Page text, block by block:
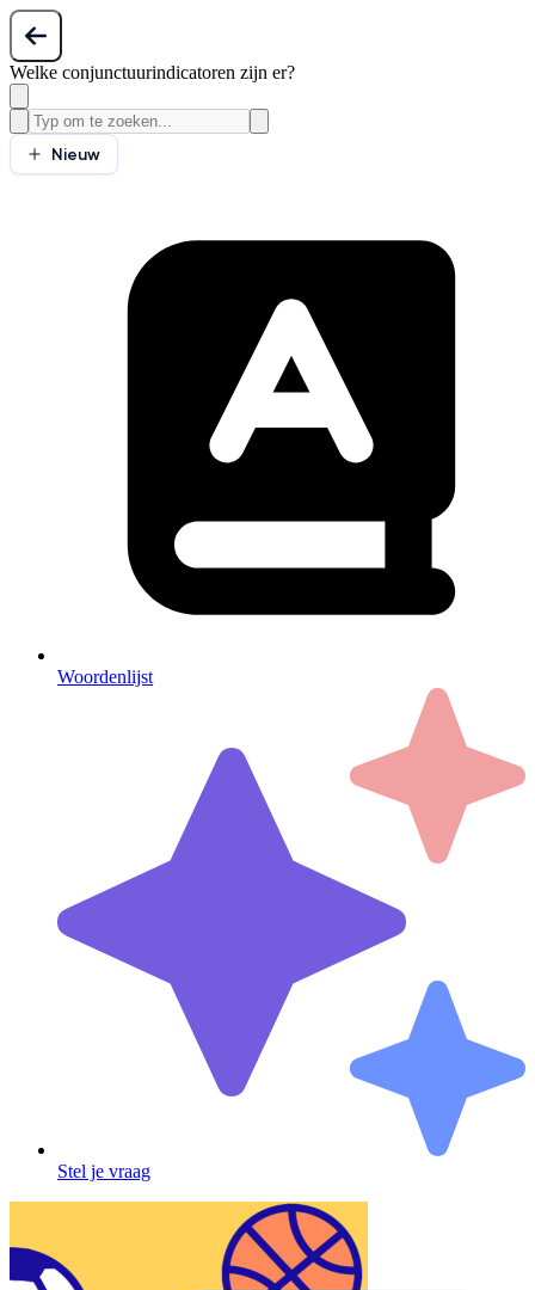
Welke conjunctuurindicatoren zijn er?
Nieuw
Woordenlijst
Stel je vraag